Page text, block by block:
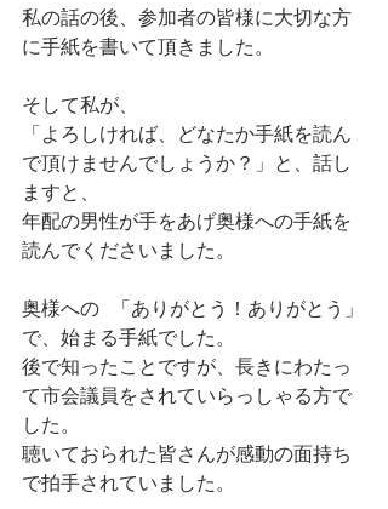
私の話の後、参加者の皆様に大切な方
に手紙を書いて頂きました。
そして私が、
「よろしければ、どなたか手紙を読ん
で頂けませんでしょうか？」と、話し
ますと、
年配の男性が手をあげ奥様への手紙を
読んでくださいました。
奥様への  「ありがとう！ありがとう」
で、始まる手紙でした。
後で知ったことですが、長きにわたっ
て市会議員をされていらっしゃる方で
した。
聴いておられた皆さんが感動の面持ち
で拍手されていました。